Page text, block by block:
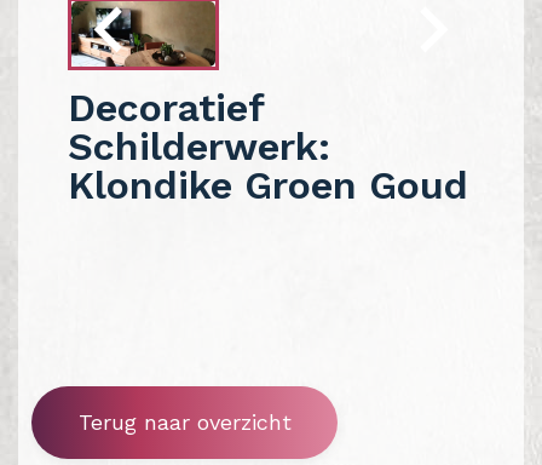
Decoratief
Schilderwerk:
Klondike Groen Goud
Terug naar overzicht